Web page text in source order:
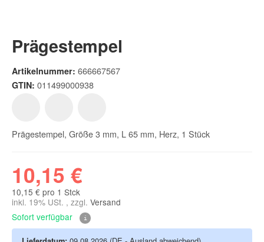
Prägestempel
Artikelnummer: 666667567
GTIN: 011499000938
Prägestempel, Größe 3 mm, L 65 mm, Herz, 1 Stück
10,15 €
10,15 € pro 1 Stck
inkl. 19% USt. , zzgl. Versand
Sofort verfügbar